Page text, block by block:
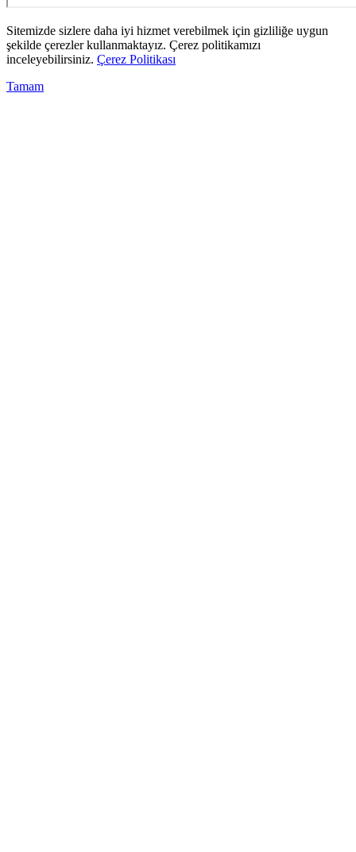
Sitemizde sizlere daha iyi hizmet verebilmek için gizliliğe uygun
şekilde çerezler kullanmaktayız. Çerez politikamızı
inceleyebilirsiniz. Çerez Politikası
Tamam